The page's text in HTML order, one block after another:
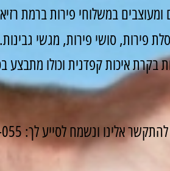
במשלוחי פירות ברמת
פירות, סושי פירות, מגשי גבינות.
איכות קפדנית וכולו מתבצע
ונשמח לסייע לך: 03-6565-055